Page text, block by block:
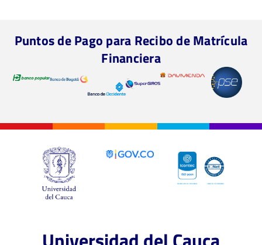
Puntos de Pago para Recibo de Matrícula
Financiera